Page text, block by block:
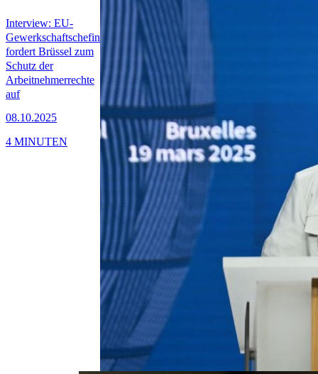
Interview: EU-
Gewerkschaftschefin
fordert Brüssel zum
Schutz der
Arbeitnehmerrechte
auf
08.10.2025
4 MINUTEN